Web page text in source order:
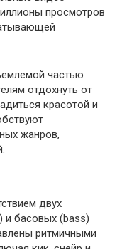
просмотров
частью
отдохнуть от
красотой и
жанров,
двух
и басовых (bass)
ритмичными